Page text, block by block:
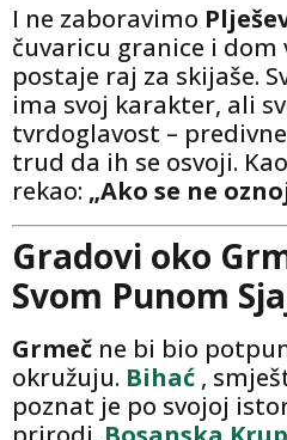
I ne zaboravimo
čuvaricu granice i
postaje raj za skijaše.
ima svoj karakter, ali
tvrdoglavost –
trud da ih se osvoji.
rekao: „Ako se ne
Gradovi oko
Svom Punom
Grmeč ne bi bio
okružuju. Bihać ,
poznat je po svojoj